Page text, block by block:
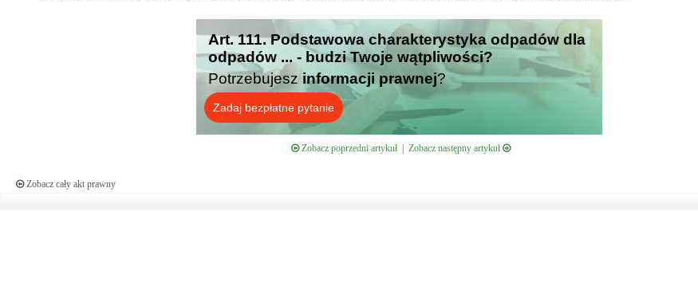
Art. 111. Podstawowa charakterystyka odpadów dla
odpadów ... - budzi Twoje wątpliwości?
Potrzebujesz informacji prawnej?
Zadaj bezpłatne pytanie
Zobacz poprzedni artykuł| Zobacz następny artykuł
Zobacz cały akt prawny